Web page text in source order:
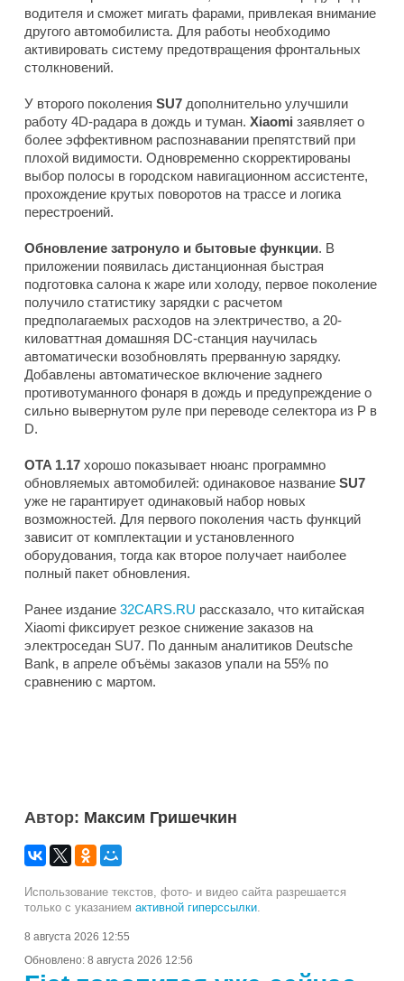
водителя и сможет мигать фарами, привлекая внимание
другого автомобилиста. Для работы необходимо
активировать систему предотвращения фронтальных
столкновений.
У второго поколения SU7 дополнительно улучшили
работу 4D-радара в дождь и туман. Xiaomi заявляет о
более эффективном распознавании препятствий при
плохой видимости. Одновременно скорректированы
выбор полосы в городском навигационном ассистенте,
прохождение крутых поворотов на трассе и логика
перестроений.
Обновление затронуло и бытовые функции. В
приложении появилась дистанционная быстрая
подготовка салона к жаре или холоду, первое поколение
получило статистику зарядки с расчетом
предполагаемых расходов на электричество, а 20-
киловаттная домашняя DC-станция научилась
автоматически возобновлять прерванную зарядку.
Добавлены автоматическое включение заднего
противотуманного фонаря в дождь и предупреждение о
сильно вывернутом руле при переводе селектора из P в
D.
OTA 1.17 хорошо показывает нюанс программно
обновляемых автомобилей: одинаковое название SU7
уже не гарантирует одинаковый набор новых
возможностей. Для первого поколения часть функций
зависит от комплектации и установленного
оборудования, тогда как второе получает наиболее
полный пакет обновления.
Ранее издание 32CARS.RU рассказало, что китайская
Xiaomi фиксирует резкое снижение заказов на
электроседан SU7. По данным аналитиков Deutsche
Bank, в апреле объёмы заказов упали на 55% по
сравнению с мартом.
Автор: Максим Гришечкин
Использование текстов, фото- и видео сайта разрешается
только с указанием активной гиперссылки
8 августа 2026 12:55
Обновлено: 8 августа 2026 12:56